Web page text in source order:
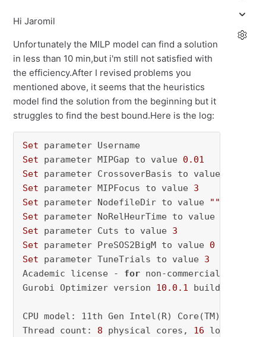
Hi Jaromil
Unfortunately the MILP model can find a solution
in less than 10 min,but i'm still not satisfied with
the efficiency.After I revised problems you
mentioned above, it seems that the heuristics
model find the solution from the beginning but it
struggles to find the best bound.Here is the log:
Set
Set parameter MIPGap to value 0.01
Set parameter CrossoverBasis to value
Set parameter MIPFocus to value 3
Set parameter NodefileDir to value ""
Set parameter NoRelHeurTime to value
Set parameter Cuts to value 3
Set parameter PreSOS2BigM to value 0
Set parameter TuneTrials to value 3
Academic license - for non-commercial use
Gurobi Optimizer version 10.0 .1 build v10
CPU model: 11th Gen Intel(R) Core(TM) i7-
Thread count: 8 physical cores, 16 logical